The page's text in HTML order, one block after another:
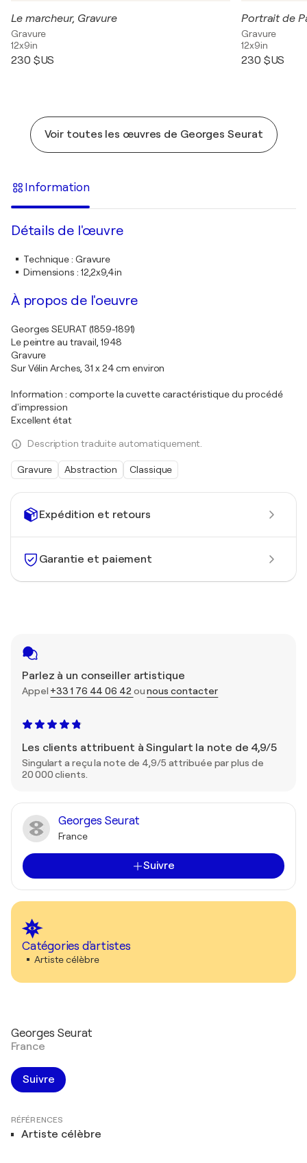
Expédition et retours
Garantie et paiement
Parlez à un conseiller artistique
Appel +33 1 76 44 06 42ounous contacter
Les clients attribuent à Singulart la note de 4,9/5
Singulart a reçu la note de 4,9/5 attribuée par plus de
20 000 clients.
Georges Seurat
France
Suivre
Catégories d'artistes
Artiste célèbre
Le marcheur, Gravure
Gravure
12x9in
230 $US
Portrait de
Gravure
12x9in
230 $US
Voir toutes les œuvres de Georges Seurat
Information
Détails de l'œuvre
Technique: Gravure
Dimensions : 12,2x9,4in
À propos de l'oeuvre
Georges SEURAT (1859-1891)
Le peintre au travail, 1948
Gravure
Sur Vélin Arches, 31 x 24 cm environ
Information : comporte la cuvette caractéristique du procédé
d'impression
Excellent état
Description traduite automatiquement.
Gravure Abstraction Classique
Georges Seurat
France
Suivre
RÉFÉRENCES
Artiste célèbre